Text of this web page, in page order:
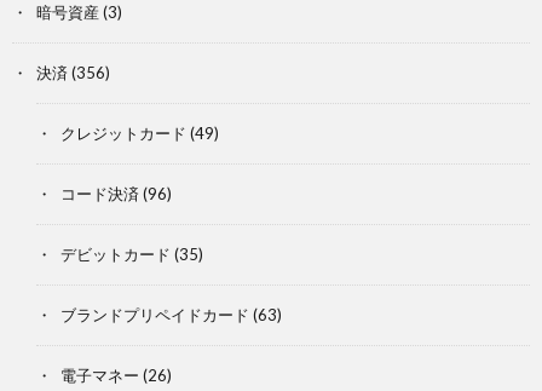
暗号資産 (3)
決済 (356)
クレジットカード (49)
コード決済 (96)
デビットカード (35)
ブランドプリペイドカード (63)
電子マネー (26)